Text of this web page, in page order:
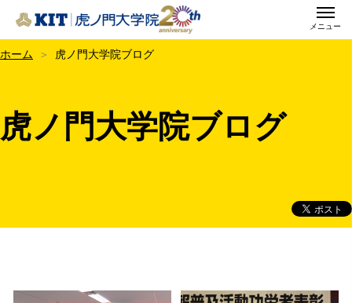
KIT虎ノ門大学院
メニュー
ホーム 虎ノ門大学院ブログ
虎ノ門大学院ブログ